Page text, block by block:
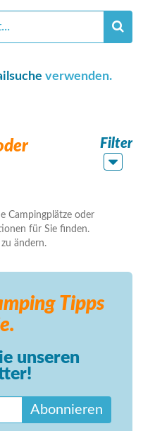
verwenden.
Filter
Campingplätze oder
für Sie finden.
ändern.
Tipps
unseren
Abonnieren